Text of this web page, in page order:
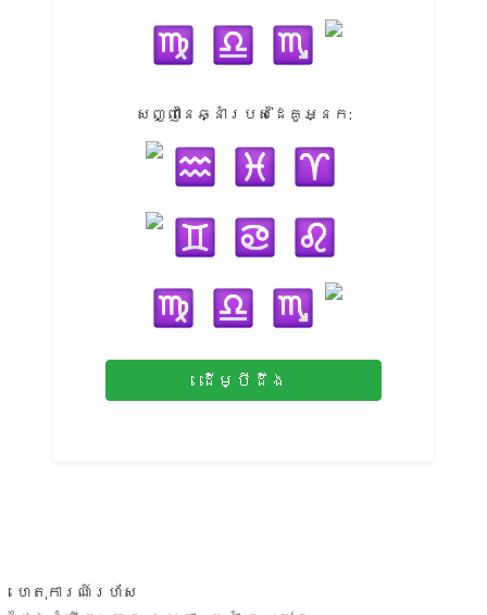
សញ្ញានៃឆ្នាំរបស់ដៃគូអ្នក:
ដើម្បីដឹង
ហេតុការណ៍រហ័ស